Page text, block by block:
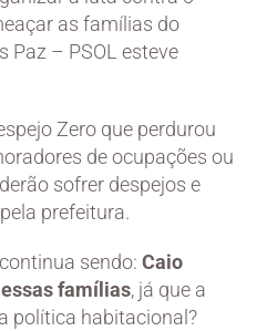
as famílias do
Paz – PSOL esteve
Zero que perdurou
de ocupações ou
sofrer despejos e
prefeitura.
sendo: Caio
famílias, já que a
política habitacional?